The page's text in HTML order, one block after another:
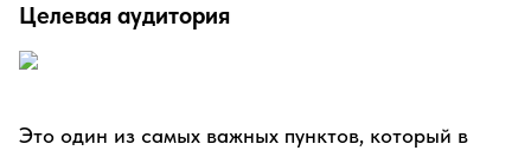
Целевая аудитория
Это один из самых важных пунктов, который в